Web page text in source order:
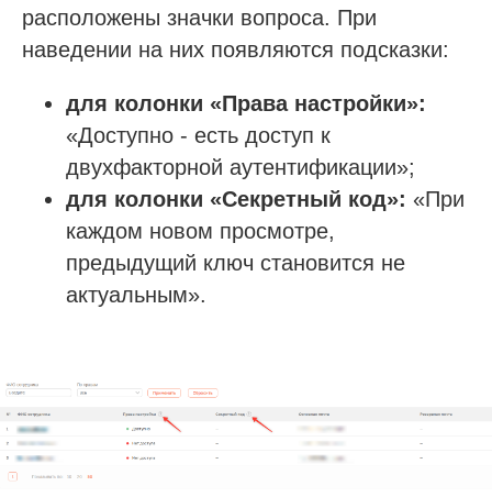
расположены значки вопроса. При
наведении на них появляются подсказки:
для колонки «Права настройки»:
«Доступно - есть доступ к
двухфакторной аутентификации»;
для колонки «Секретный код»: «При
каждом новом просмотре,
предыдущий ключ становится не
актуальным».